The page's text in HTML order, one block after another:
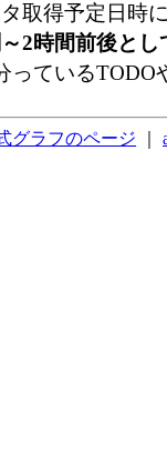
取得予定日時
2時間前後と
っているTODO
グラフのページ ｜